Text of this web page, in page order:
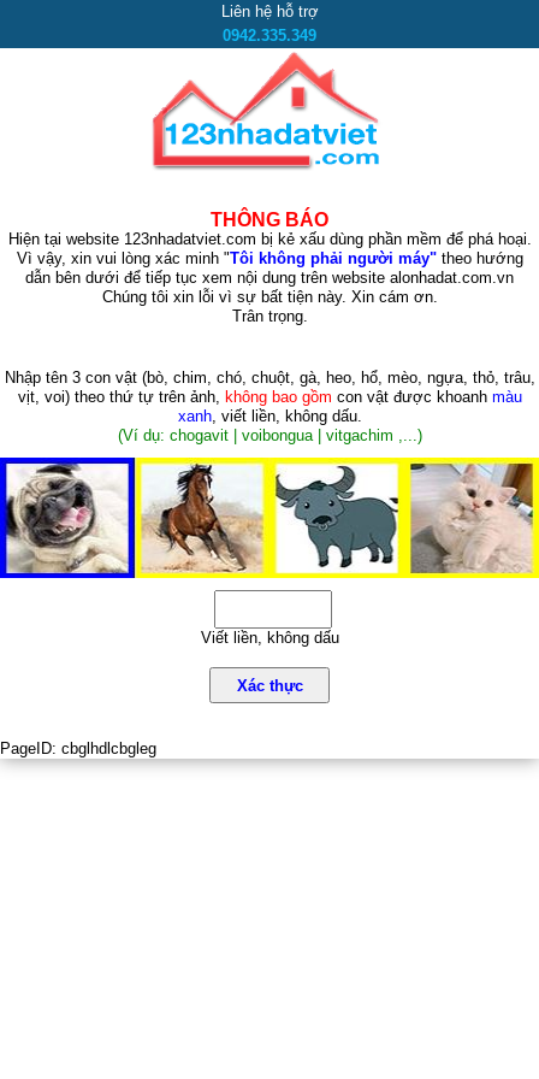
Liên hệ hỗ trợ
0942.335.349
THÔNG BÁO
Hiện tại website 123nhadatviet.com bị kẻ xấu dùng phần mềm để phá hoại.
Vì vậy, xin vui lòng xác minh "Tôi không phải người máy"theo hướng
dẫn bên dưới để tiếp tục xem nội dung trên website alonhadat.com.vn
Chúng tôi xin lỗi vì sự bất tiện này. Xin cám ơn.
Trân trọng.
Nhập tên 3 con vật (bò, chim, chó, chuột, gà, heo, hổ, mèo, ngựa, thỏ, trâu,
vịt, voi)theo thứ tự trên ảnh, không bao gồm con vật được khoanh màu
xanh, viết liền, không dấu.
(Ví dụ: chogavit | voibongua | vitgachim ,...)
Viết liền, không dấu
Xác thực
PageID: cbglhdlcbgleg